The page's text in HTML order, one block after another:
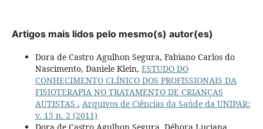
Artigos mais lidos pelo mesmo(s) autor(es)
Dora de Castro Agulhon Segura, Fabiano Carlos do
Nascimento, Daniele Klein, ESTUDO DO
CONHECIMENTO CLÍNICO DOS PROFISSIONAIS DA
FISIOTERAPIA NO TRATAMENTO DE CRIANÇAS
AUTISTAS , Arquivos de Ciências da Saúde da UNIPAR:
v. 15 n. 2 (2011)